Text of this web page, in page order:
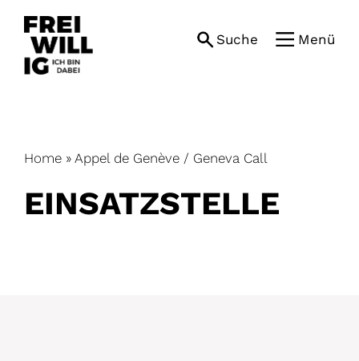
content
Suche Menü
Home » Appel de Genève / Geneva Call
EINSATZ­STELLE